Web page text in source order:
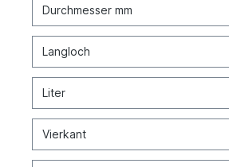
Durchmesser mm
Langloch
Liter
Vierkant